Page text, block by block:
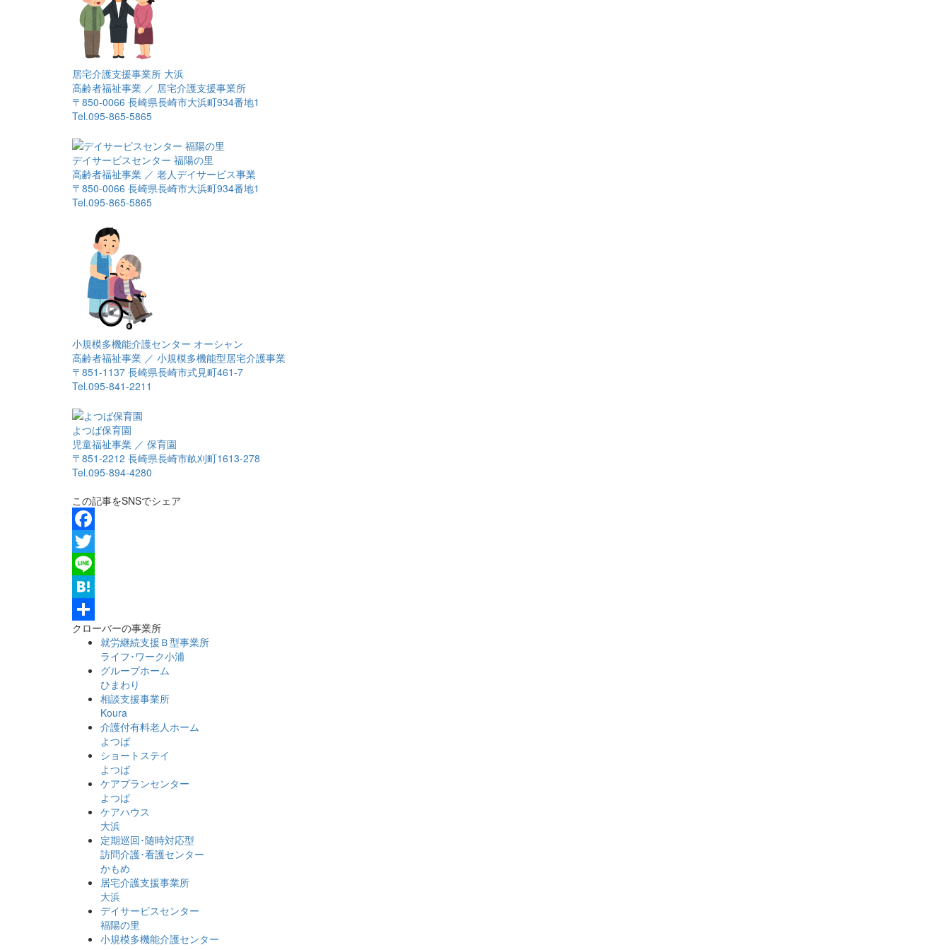
居宅介護支援事業所 大浜
高齢者福祉事業 ／ 居宅介護支援事業所
〒850-0066 長崎県長崎市大浜町934番地1
Tel.095-865-5865
デイサービスセンター 福陽の里
高齢者福祉事業 ／ 老人デイサービス事業
〒850-0066 長崎県長崎市大浜町934番地1
Tel.095-865-5865
小規模多機能介護センター オーシャン
高齢者福祉事業 ／ 小規模多機能型居宅介護事業
〒851-1137 長崎県長崎市式見町461-7
Tel.095-841-2211
よつば保育園
児童福祉事業 ／ 保育園
〒851-2212 長崎県長崎市畝刈町1613-278
Tel.095-894-4280
この記事をSNSでシェア
Facebook
Twitter
Line
Hatena
共
クローバーの事業所
就労継続支援Ｂ型事業所
ライフ･ワーク小浦
グループホーム
ひまわり
相談支援事業所
Koura
介護付有料老人ホーム
よつば
ショートステイ
よつば
ケアプランセンター
よつば
ケアハウス
大浜
定期巡回･随時対応型
訪問介護･看護センター
かもめ
居宅介護支援事業所
大浜
デイサービスセンター
福陽の里
小規模多機能介護センター